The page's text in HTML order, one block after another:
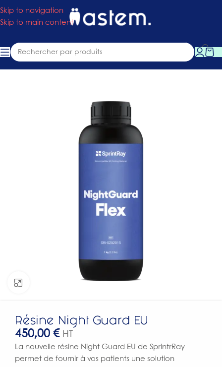
Skip to navigation
Skip to main content
Résine Night Guard EU
450,00 € HT
La nouvelle résine Night Guard EU de SprintrRay
permet de fournir à vos patients une solution